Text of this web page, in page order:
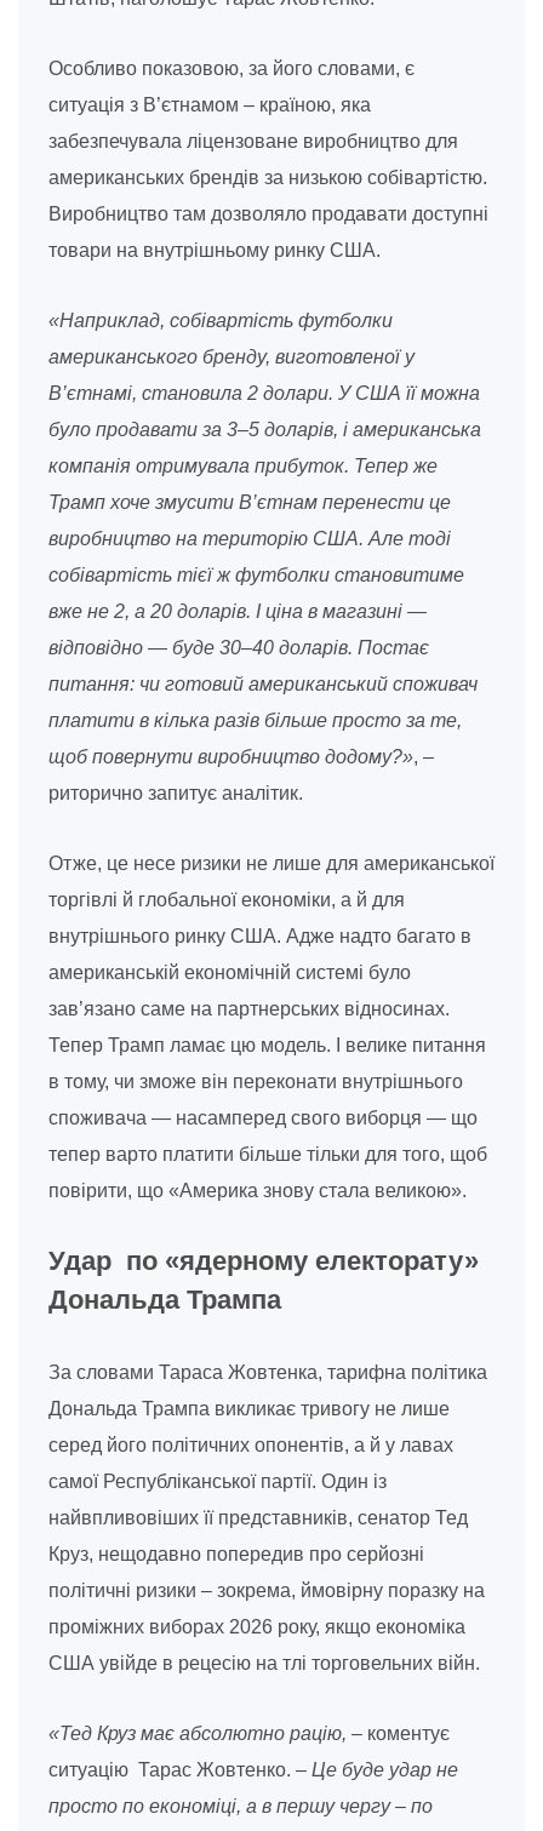
Особливо показовою, за його словами, є
ситуація з В’єтнамом – країною, яка
забезпечувала ліцензоване виробництво для
американських брендів за низькою собівартістю.
Виробництво там дозволяло продавати доступні
товари на внутрішньому ринку США.
«Наприклад, собівартість футболки
американського бренду, виготовленої у
В’єтнамі, становила 2 долари. У США її можна
було продавати за 3–5 доларів, і американська
компанія отримувала прибуток. Тепер же
Трамп хоче змусити В’єтнам перенести це
виробництво на територію США. Але тоді
собівартість тієї ж футболки становитиме
вже не 2, а 20 доларів. І ціна в магазині —
відповідно — буде 30–40 доларів. Постає
питання: чи готовий американський споживач
платити в кілька разів більше просто за те,
щоб повернути виробництво додому?», –
риторично запитує аналітик.
Отже, це несе ризики не лише для американської
торгівлі й глобальної економіки, а й для
внутрішнього ринку США. Адже надто багато в
американській економічній системі було
зав’язано саме на партнерських відносинах.
Тепер Трамп ламає цю модель. І велике питання
в тому, чи зможе він переконати внутрішнього
споживача — насамперед свого виборця — що
тепер варто платити більше тільки для того, щоб
повірити, що «Америка знову стала великою».
Удар по «ядерному електорату»
Дональда Трампа
За словами Тараса Жовтенка, тарифна політика
Дональда Трампа викликає тривогу не лише
серед його політичних опонентів, а й у лавах
самої Республіканської партії. Один із
найвпливовіших її представників, сенатор Тед
Круз, нещодавно попередив про серйозні
політичні ризики – зокрема, ймовірну поразку на
проміжних виборах 2026 року, якщо економіка
США увійде в рецесію на тлі торговельних війн.
«Тед Круз має абсолютно рацію, – коментує
ситуацію Тарас Жовтенко. – Це буде удар не
просто по економіці, а в першу чергу – по